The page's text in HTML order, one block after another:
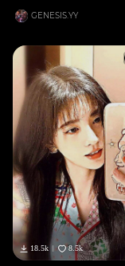
GENESIS.YY
18.5k 8.5k